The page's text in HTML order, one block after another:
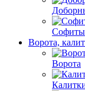
Софиты
Ворота,
Ворота